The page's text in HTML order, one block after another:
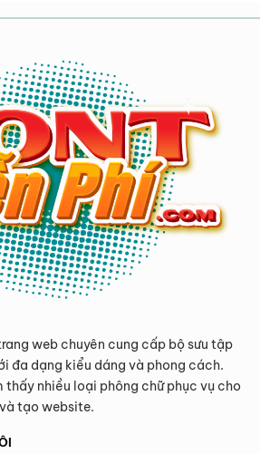
web chuyên cung cấp bộ sưu tập
đa dạng kiểu dáng và phong cách.
thấy nhiều loại phông chữ phục vụ cho
tạo website.